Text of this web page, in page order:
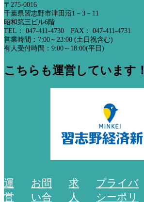
〒275-0016
千葉県習志野市津田沼1－3－11
昭和第三ビル6階
TEL： 047-411-4730 FAX： 047-411-4731
営業時間：7:00～23:00 (土日祝含む)
有人受付時間：9:00～18:00(平日)
こちらも運営しています！
運
営
お問
い合
求
人
プライバ
シーポリ